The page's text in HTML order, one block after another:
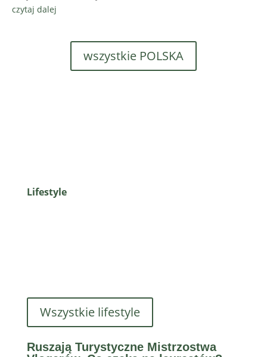
czytaj dalej
wszystkie POLSKA
Lifestyle
Wszystkie lifestyle
Ruszają Turystyczne Mistrzostwa